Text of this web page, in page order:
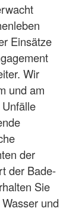
Einsätze
Wir
und am
der
der Bade-
Sie
und